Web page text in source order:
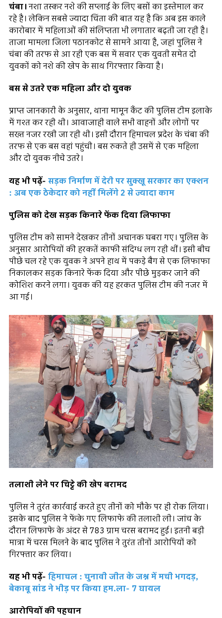
चंबा।नशा तस्कर नशे की सप्लाई के लिए बसों का इस्तेमाल कर
रहे है। लेकिन सबसे ज्यादा चिंता की बात यह है कि अब इस काले
कारोबार में महिलाओं की संलिप्तता भी लगातार बढ़ती जा रही है।
ताजा मामला जिला पठानकोट से सामने आया है, जहां पुलिस ने
चंबा की तरफ से आ रही एक बस में सवार एक युवती समेत दो
युवकों को नशे की खेप के साथ गिरफ्तार किया है।
बस से उतरे एक महिला और दो युवक
प्राप्त जानकारी के अनुसार, थाना मामून कैंट की पुलिस टीम इलाके
में गश्त कर रही थी। आवाजाही वाले सभी वाहनों और लोगों पर
सख्त नजर रखी जा रही थी। इसी दौरान हिमाचल प्रदेश के चंबा की
तरफ से एक बस वहां पहुंची। बस रुकते ही उसमें से एक महिला
और दो युवक नीचे उतरे।
यह भी पढ़ें- सड़क निर्माण में देरी पर सुक्खू सरकार का एक्शन
: अब एक ठेकेदार को नहीं मिलेंगे 2 से ज्यादा काम
पुलिस को देख सड़क किनारे फेंक दिया लिफाफा
पुलिस टीम को सामने देखकर तीनों अचानक घबरा गए। पुलिस के
अनुसार आरोपियों की हरकतें काफी संदिग्ध लग रही थीं। इसी बीच
पीछे चल रहे एक युवक ने अपने हाथ में पकड़े बैग से एक लिफाफा
निकालकर सड़क किनारे फेंक दिया और पीछे मुड़कर जाने की
कोशिश करने लगा। युवक की यह हरकत पुलिस टीम की नजर में
आ गई।
तलाशी लेने पर चिट्टे की खेप बरामद
पुलिस ने तुरंत कार्रवाई करते हुए तीनों को मौके पर ही रोक लिया।
इसके बाद पुलिस ने फेंके गए लिफाफे की तलाशी ली। जांच के
दौरान लिफाफे के अंदर से 783 ग्राम चरस बरामद हुई। इतनी बड़ी
मात्रा में चरस मिलने के बाद पुलिस ने तुरंत तीनों आरोपियों को
गिरफ्तार कर लिया।
यह भी पढ़ें- हिमाचल : चुनावी जीत के जश्न में मची भगदड़,
बेकाबू सांड ने भीड़ पर किया हम.ला- 7 घायल
आरोपियों की पहचान